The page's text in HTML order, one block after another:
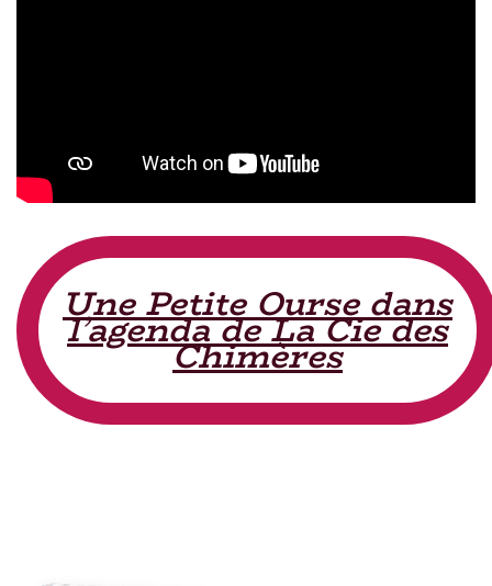
Une Petite Ourse dans
l’agenda de La Cie des
Chimères